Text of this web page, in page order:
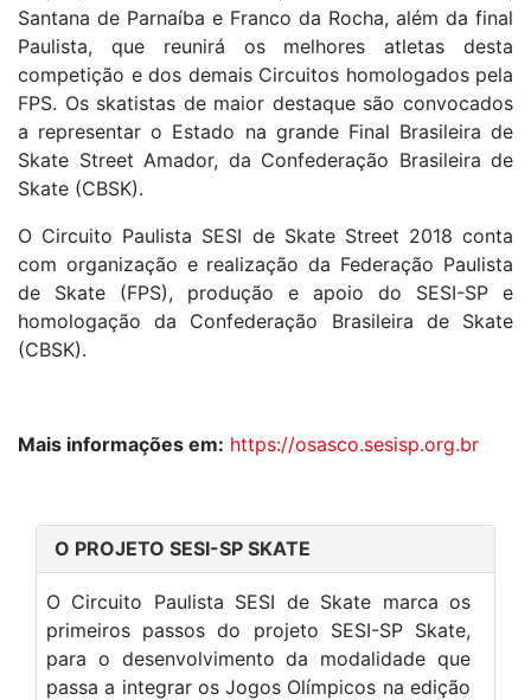
Santana de Parnaíba e Franco da Rocha, além da final
Paulista, que reunirá os melhores atletas desta
competição e dos demais Circuitos homologados pela
FPS. Os skatistas de maior destaque são convocados
a representar o Estado na grande Final Brasileira de
Skate Street Amador, da Confederação Brasileira de
Skate (CBSK).
O Circuito Paulista SESI de Skate Street 2018 conta
com organização e realização da Federação Paulista
de Skate (FPS), produção e apoio do SESI-SP e
homologação da Confederação Brasileira de Skate
(CBSK).
Mais informações em: https://osasco.sesisp.org.br
O PROJETO SESI-SP SKATE
O Circuito Paulista SESI de Skate marca os
primeiros passos do projeto SESI-SP Skate,
para o desenvolvimento da modalidade que
passa a integrar os Jogos Olímpicos na edição